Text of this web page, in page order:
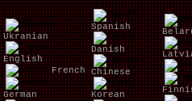
Ukranian
English
French
German
Spanish
Danish
Chinese
Korean